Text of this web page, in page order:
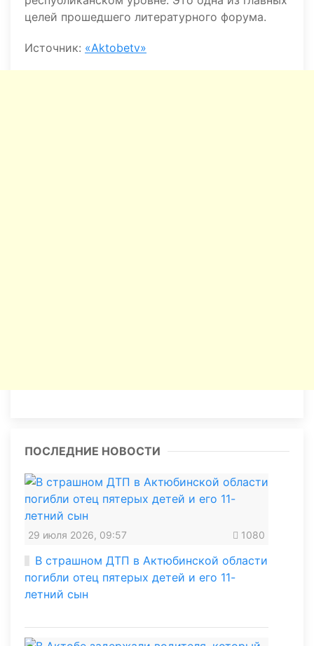
целей прошедшего литературного форума.
Источник: «Aktobetv»
ПОСЛЕДНИЕ НОВОСТИ
29 июля 2026, 09:57 1080
В страшном ДТП в Актюбинской области
погибли отец пятерых детей и его 11-
летний сын